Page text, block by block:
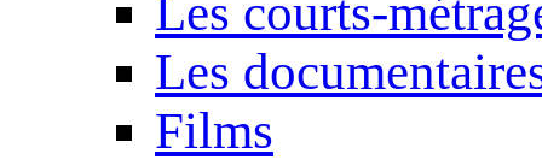
Les courts-
Les
Films